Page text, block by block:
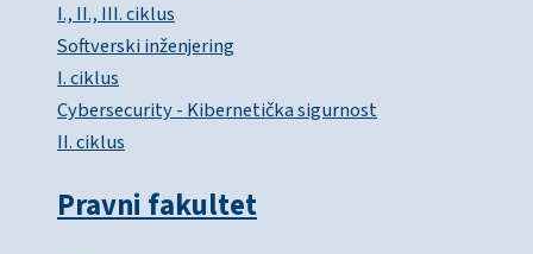
I., II., III. ciklus
Softverski inženjering
I. ciklus
Cybersecurity - Kibernetička sigurnost
II. ciklus
Pravni fakultet